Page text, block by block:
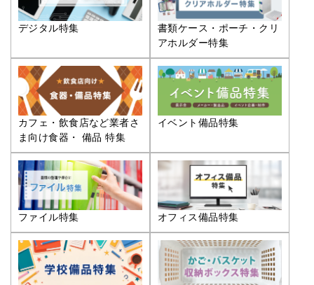
デジタル特集
書類ケース・ポーチ・クリ
アホルダー特集
カフェ・飲食店など業者さ
ま向け食器・ 備品 特集
イベント備品特集
ファイル特集 オフィス備品特集